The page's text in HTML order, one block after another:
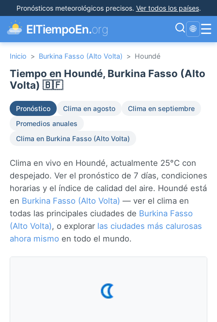
Pronósticos meteorológicos precisos. Ver todos los países.
ElTiempoEn.org 🌐 ☰
Inicio > Burkina Fasso (Alto Volta) > Houndé
Tiempo en Houndé, Burkina Fasso (Alto
Volta) 🇧🇫
Pronóstico Clima en agosto
Clima en septiembre
Promedios anuales
Clima en Burkina Fasso (Alto Volta)
Clima en vivo en Houndé, actualmente 25°C con
despejado. Ver el pronóstico de 7 días, condiciones
horarias y el índice de calidad del aire. Houndé está
en Burkina Fasso (Alto Volta) — ver el clima en
todas las principales ciudades de Burkina Fasso
(Alto Volta), o explorar las ciudades más calurosas
ahora mismo en todo el mundo.